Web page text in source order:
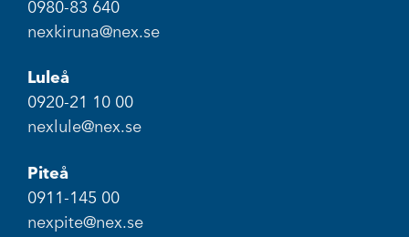
0980-83 640
nexkiruna@nex.se
Luleå
0920-21 10 00
nexlule@nex.se
Piteå
0911-145 00
nexpite@nex.se